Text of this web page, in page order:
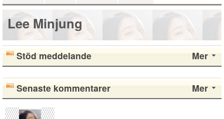
Lee Minjung
Mer
Stöd meddelande
Mer
Senaste kommentarer